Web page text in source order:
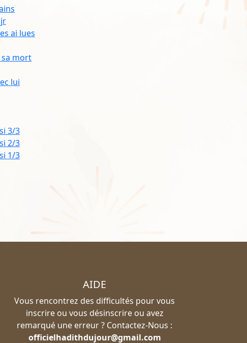
ai lues
sa mort
lui
3/3
2/3
1/3
AIDE
Vous rencontrez des difficultés pour vous
inscrire ou vous désinscrire ou avez
remarqué une erreur ? Contactez-Nous :
officielhadithdujour@gmail.com